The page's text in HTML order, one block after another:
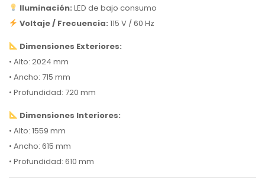
Iluminación: LED de bajo consumo
Voltaje / Frecuencia: 115 V / 60 Hz
Dimensiones Exteriores:
• Alto: 2024 mm
• Ancho: 715 mm
• Profundidad: 720 mm
Dimensiones Interiores:
• Alto: 1559 mm
• Ancho: 615 mm
• Profundidad: 610 mm